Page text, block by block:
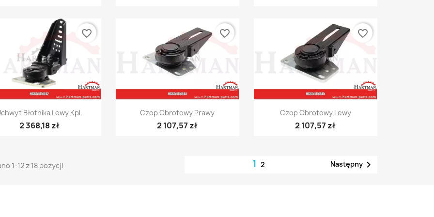
Szybki podgląd
Błotnika Lewy Kpl.
2 368,18 zł
favorite_border
Szybki podgląd
Czop Obrotowy Prawy
2 107,57 zł
favorite_border
Szybki podgląd
Czop Obrotowy Lewy
2 107,57 zł
favorite_border
1-12 z 18 pozycji 1 2 Następny